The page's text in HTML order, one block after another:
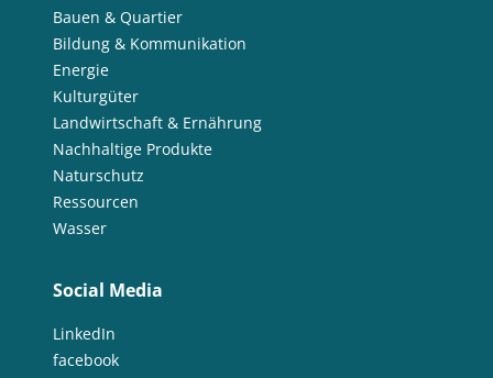
Bauen & Quartier
Bildung & Kommunikation
Energie
Kulturgüter
Landwirtschaft & Ernährung
Nachhaltige Produkte
Naturschutz
Ressourcen
Wasser
Social Media
LinkedIn
facebook